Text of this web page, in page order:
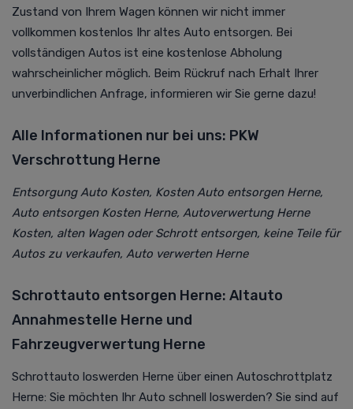
Zustand von Ihrem Wagen können wir nicht immer
vollkommen kostenlos Ihr altes Auto entsorgen. Bei
vollständigen Autos ist eine kostenlose Abholung
wahrscheinlicher möglich. Beim Rückruf nach Erhalt Ihrer
unverbindlichen Anfrage, informieren wir Sie gerne dazu!
Alle Informationen nur bei uns: PKW
Verschrottung Herne
Entsorgung Auto Kosten, Kosten Auto entsorgen Herne,
Auto entsorgen Kosten Herne, Autoverwertung Herne
Kosten, alten Wagen oder Schrott entsorgen, keine Teile für
Autos zu verkaufen, Auto verwerten Herne
Schrottauto entsorgen Herne: Altauto
Annahmestelle Herne und
Fahrzeugverwertung Herne
Schrottauto loswerden Herne über einen Autoschrottplatz
Herne: Sie möchten Ihr Auto schnell loswerden? Sie sind auf